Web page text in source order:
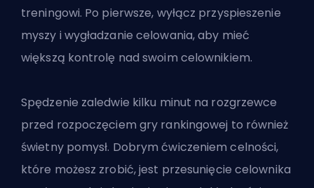
treningowi. Po pierwsze, wyłącz przyspieszenie
myszy i wygładzanie celowania, aby mieć
większą kontrolę nad swoim celownikiem.
Spędzenie zaledwie kilku minut na rozgrzewce
przed rozpoczęciem gry rankingowej to również
świetny pomysł. Dobrymćwiczeniem celności,
które możesz zrobić, jest przesunięcie celownika